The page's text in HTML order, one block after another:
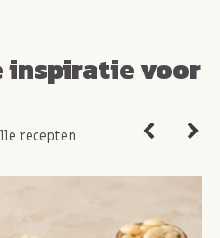
inspiratie voor
recepten